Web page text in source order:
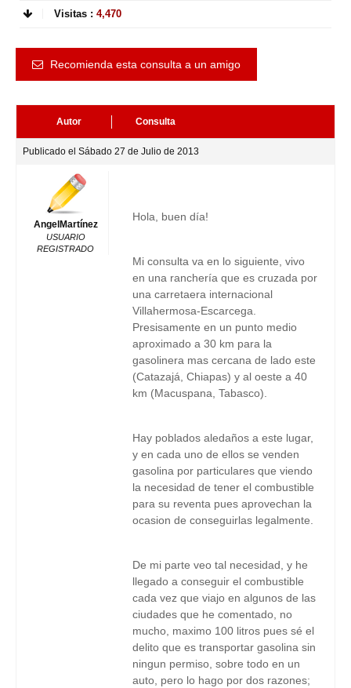
Visitas : 4,470
Recomienda esta consulta a un amigo
Autor Consulta
Publicado el Sábado 27 de Julio de 2013
AngelMartínez
USUARIO
REGISTRADO
Hola, buen día!
Mi consulta va en lo siguiente, vivo
en una ranchería que es cruzada por
una carretaera internacional
Villahermosa-Escarcega.
Presisamente en un punto medio
aproximado a 30 km para la
gasolinera mas cercana de lado este
(Catazajá, Chiapas) y al oeste a 40
km (Macuspana, Tabasco).
Hay poblados aledaños a este lugar,
y en cada uno de ellos se venden
gasolina por particulares que viendo
la necesidad de tener el combustible
para su reventa pues aprovechan la
ocasion de conseguirlas legalmente.
De mi parte veo tal necesidad, y he
llegado a conseguir el combustible
cada vez que viajo en algunos de las
ciudades que he comentado, no
mucho, maximo 100 litros pues sé el
delito que es transportar gasolina sin
ningun permiso, sobre todo en un
auto, pero lo hago por dos razones;